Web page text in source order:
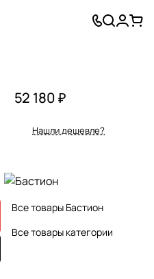
52 180 ₽
Нашли дешевле?
Все товары Бастион
Все товары категории